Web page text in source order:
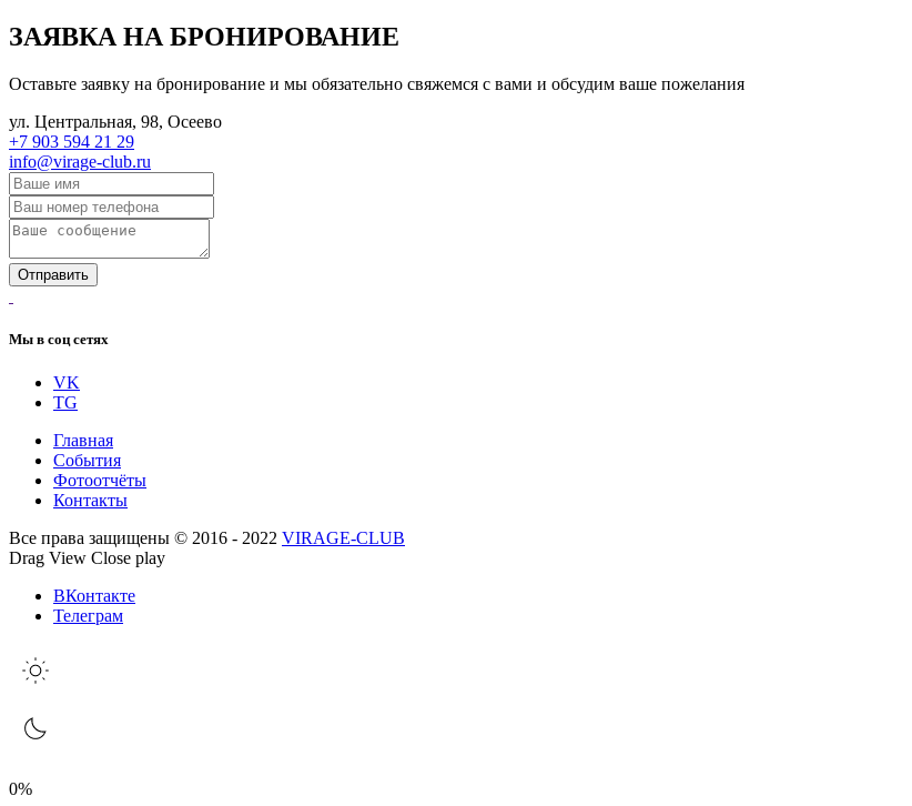
ЗАЯВКА НА БРОНИРОВАНИЕ
Оставьте заявку на бронирование и мы обязательно свяжемся с вами и обсудим ваше пожелания
ул. Центральная, 98, Осеево
+7 903 594 21 29
info@virage-club.ru
Мы в соц сетях
VK
TG
Главная
События
Фотоотчёты
Контакты
Все права защищены © 2016 - 2022 VIRAGE-CLUB
Drag View Close play
ВКонтакте
Телеграм
0%